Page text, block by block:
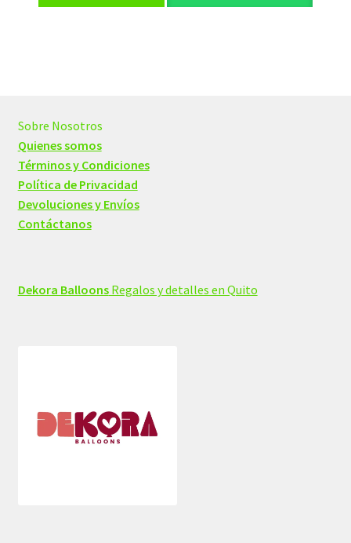
Sobre Nosotros
Quienes somos
Términos y Condiciones
Política de Privacidad
Devoluciones y Envíos
Contáctanos
Dekora BalloonsRegalos y detalles en Quito